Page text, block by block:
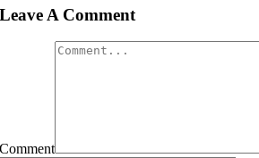
Leave A Comment
Comment